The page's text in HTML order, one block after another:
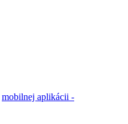
mobilnej aplikácii -